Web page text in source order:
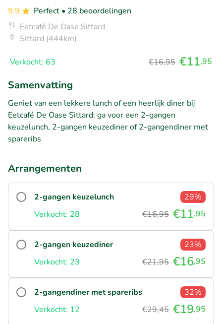
9.9 Perfect • 28 beoordelingen
Eetcafé De Oase Sittard
Sittard (444km)
Verkocht: 63 €16,95 €11,95
Samenvatting
Geniet van een lekkere lunch of een heerlijk diner bij
Eetcafé De Oase Sittard: ga voor een 2-gangen
keuzelunch, 2-gangen keuzediner of 2-gangendiner met
spareribs
Arrangementen
2-gangen keuzelunch
29%
Verkocht: 28
€16,95 €11,95
2-gangen keuzediner
23%
Verkocht: 23
€21,95 €16,95
2-gangendiner met spareribs
32%
Verkocht: 12
€29,45 €19,95